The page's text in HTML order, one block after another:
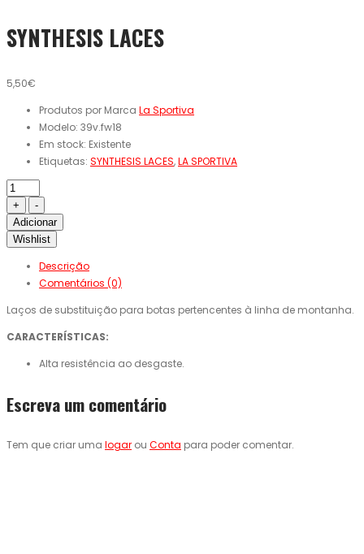
SYNTHESIS LACES
5,50€
Produtos por Marca La Sportiva
Modelo: 39v.fw18
Em stock: Existente
Etiquetas: SYNTHESIS LACES,LA SPORTIVA
Adicionar
Wishlist
Descrição
Comentários (0)
Laços de substituição para botas pertencentes à linha de montanha.
CARACTERÍSTICAS:
Alta resistência ao desgaste.
Escreva um comentário
Tem que criar uma logar ou Conta para poder comentar.